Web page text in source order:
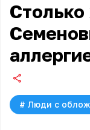
# Люди с